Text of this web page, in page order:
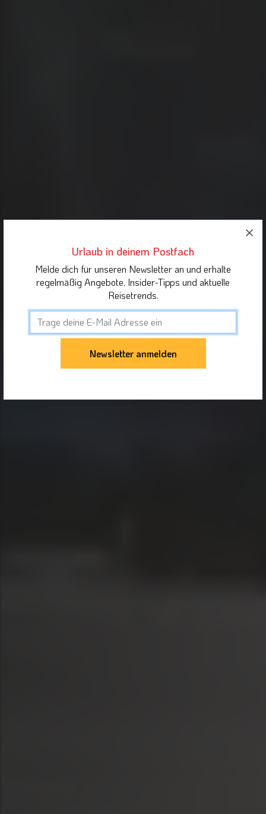
Urlaub in deinem Postfach
Melde dich für unseren Newsletter an und erhalte
regelmäßig Angebote, Insider-Tipps und aktuelle
Reisetrends.